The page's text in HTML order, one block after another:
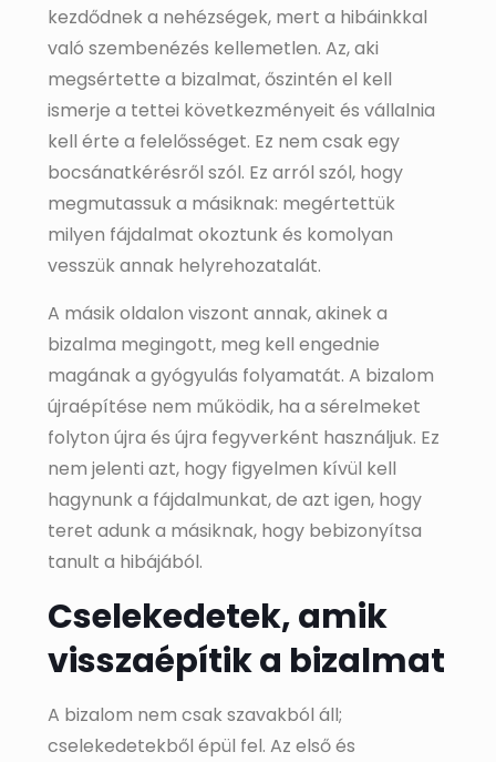
kezdődnek a nehézségek, mert a hibáinkkal
való szembenézés kellemetlen. Az, aki
megsértette a bizalmat, őszintén el kell
ismerje a tettei következményeit és vállalnia
kell érte a felelősséget. Ez nem csak egy
bocsánatkérésről szól. Ez arról szól, hogy
megmutassuk a másiknak: megértettük
milyen fájdalmat okoztunk és komolyan
vesszük annak helyrehozatalát.
A másik oldalon viszont annak, akinek a
bizalma megingott, meg kell engednie
magának a gyógyulás folyamatát. A bizalom
újraépítése nem működik, ha a sérelmeket
folyton újra és újra fegyverként használjuk. Ez
nem jelenti azt, hogy figyelmen kívül kell
hagynunk a fájdalmunkat, de azt igen, hogy
teret adunk a másiknak, hogy bebizonyítsa
tanult a hibájából.
Cselekedetek, amik
visszaépítik a bizalmat
A bizalom nem csak szavakból áll;
cselekedetekből épül fel. Az első és